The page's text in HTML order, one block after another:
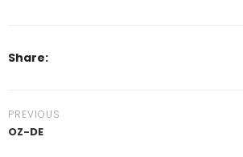
Share:
PREVIOUS
OZ-DE